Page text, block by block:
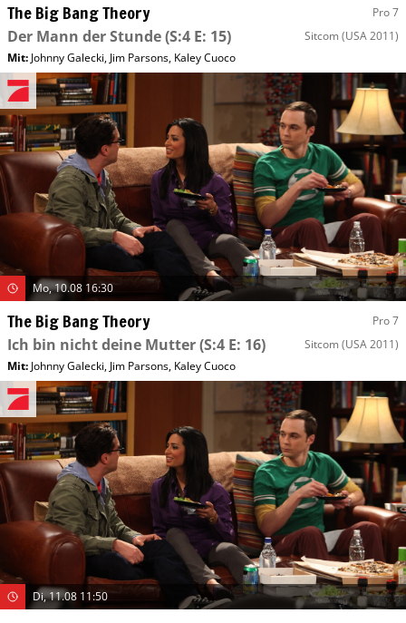
The Big Bang Theory Pro 7
Der Mann der Stunde(S:4 E: 15) Sitcom (USA 2011)
Mit: Johnny Galecki, Jim Parsons, Kaley Cuoco
Mo, 10.08 16:30
The Big Bang Theory Pro 7
Ich bin nicht deine Mutter(S:4 E: 16) Sitcom (USA 2011)
Mit: Johnny Galecki, Jim Parsons, Kaley Cuoco
Di, 11.08 11:50